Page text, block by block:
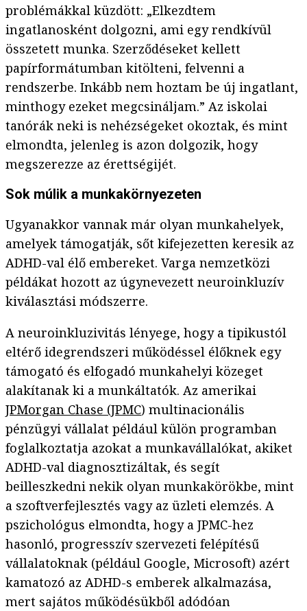
problémákkal küzdött: „Elkezdtem
ingatlanosként dolgozni, ami egy rendkívül
összetett munka. Szerződéseket kellett
papírformátumban kitölteni, felvenni a
rendszerbe. Inkább nem hoztam be új ingatlant,
minthogy ezeket megcsináljam.” Az iskolai
tanórák neki is nehézségeket okoztak, és mint
elmondta, jelenleg is azon dolgozik, hogy
megszerezze az érettségijét.
Sok múlik a munkakörnyezeten
Ugyanakkor vannak már olyan munkahelyek,
amelyek támogatják, sőt kifejezetten keresik az
ADHD-val élő embereket. Varga nemzetközi
példákat hozott az úgynevezett neuroinkluzív
kiválasztási módszerre.
A neuroinkluzivitás lényege, hogy a tipikustól
eltérő idegrendszeri működéssel élőknek egy
támogató és elfogadó munkahelyi közeget
alakítanak ki a munkáltatók. Az amerikai
JPMorgan Chase (JPMC) multinacionális
pénzügyi vállalat például külön programban
foglalkoztatja azokat a munkavállalókat, akiket
ADHD-val diagnosztizáltak, és segít
beilleszkedni nekik olyan munkakörökbe, mint
a szoftverfejlesztés vagy az üzleti elemzés. A
pszichológus elmondta, hogy a JPMC-hez
hasonló, progresszív szervezeti felépítésű
vállalatoknak (például Google, Microsoft) azért
kamatozó az ADHD-s emberek alkalmazása,
mert sajátos működésükből adódóan